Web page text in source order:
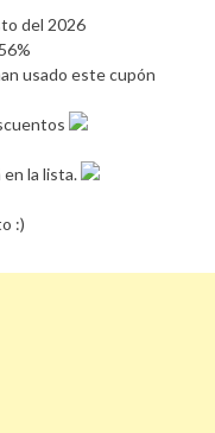
del 2026
usado este cupón
la lista.
:)